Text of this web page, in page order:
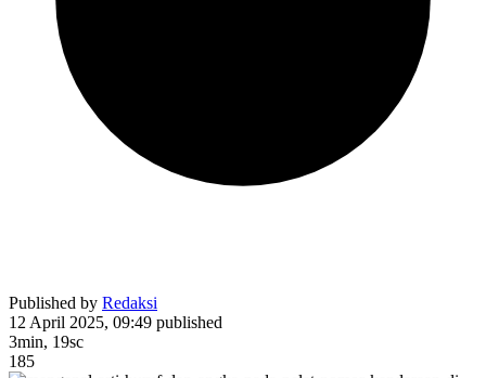
Published by Redaksi
12 April 2025, 09:49 published
3min, 19sc
185